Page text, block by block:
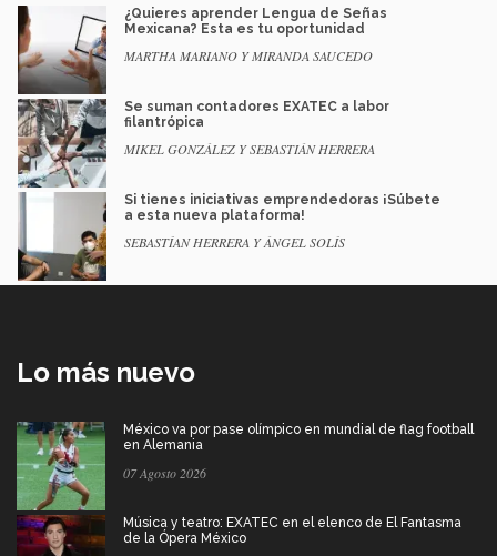
¿Quieres aprender Lengua de Señas
Mexicana? Esta es tu oportunidad
MARTHA MARIANO Y MIRANDA SAUCEDO
Se suman contadores EXATEC a labor
filantrópica
MIKEL GONZÁLEZ Y SEBASTIÁN HERRERA
Si tienes iniciativas emprendedoras ¡Súbete
a esta nueva plataforma!
SEBASTÍAN HERRERA Y ÁNGEL SOLÍS
Lo más nuevo
México va por pase olímpico en mundial de flag football
en Alemania
07 Agosto 2026
Música y teatro: EXATEC en el elenco de El Fantasma
de la Ópera México